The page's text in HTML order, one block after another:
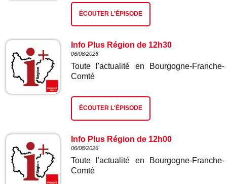
ÉCOUTER L'ÉPISODE
Info Plus Région de 12h30
06/08/2026
Toute l'actualité en Bourgogne-Franche-
Comté
ÉCOUTER L'ÉPISODE
Info Plus Région de 12h00
06/08/2026
Toute l'actualité en Bourgogne-Franche-
Comté